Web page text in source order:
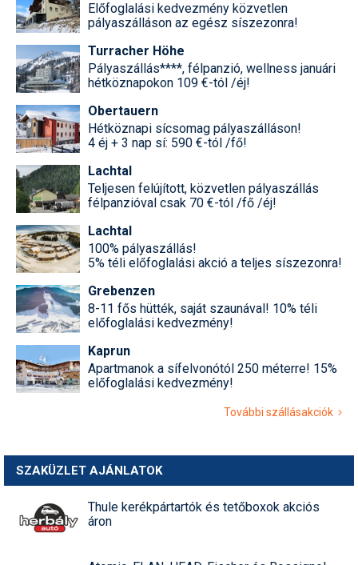
Előfoglalási kedvezmény közvetlen
pályaszálláson az egész síszezonra!
Turracher Höhe
Pályaszállás****, félpanzió, wellness januári
hétköznapokon 109 €-tól /éj!
Obertauern
Hétköznapi sícsomag pályaszálláson!
4 éj + 3 nap sí: 590 €-tól /fő!
Lachtal
Teljesen felújított, közvetlen pályaszállás
félpanzióval csak 70 €-tól /fő /éj!
Lachtal
100% pályaszállás!
5% téli előfoglalási akció a teljes síszezonra!
Grebenzen
8-11 fős hütték, saját szaunával! 10% téli
előfoglalási kedvezmény!
Kaprun
Apartmanok a sífelvonótól 250 méterre! 15%
előfoglalási kedvezmény!
További szállásakciók
SZAKÜZLET AJÁNLATOK
Thule kerékpártartók és tetőboxok akciós
áron